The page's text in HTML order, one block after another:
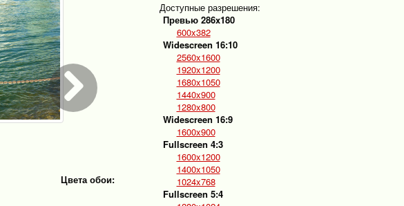
Цвета обои:
Доступные разрешения:
Превью 286x180
600x382
Widescreen 16:10
2560x1600
1920x1200
1680x1050
1440x900
1280x800
Widescreen 16:9
1600x900
Fullscreen 4:3
1600x1200
1400x1050
1024x768
Fullscreen 5:4